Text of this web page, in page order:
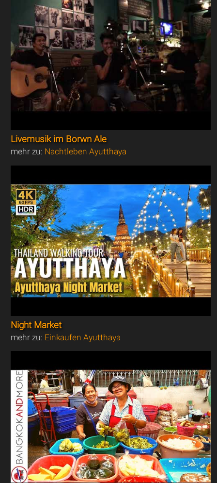
Livemusik im Borwn Ale
mehr zu: Nachtleben Ayutthaya
Night Market
mehr zu: Einkaufen Ayutthaya